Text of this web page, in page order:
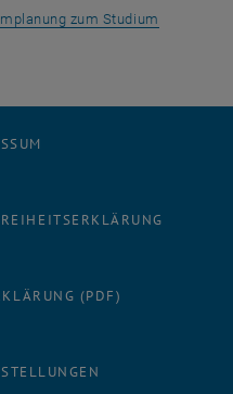
zum Studium
(PDF)